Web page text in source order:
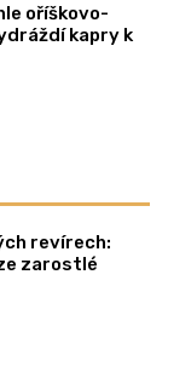
oříškovo-
kapry k
revírech:
zarostlé